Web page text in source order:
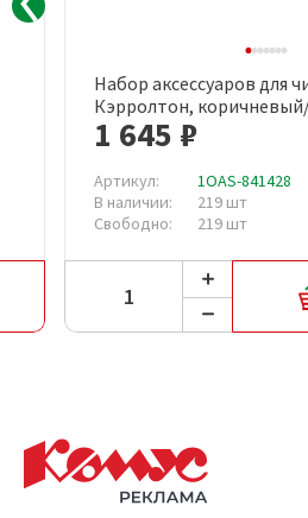
Набор аксессуаров для
Кэрролтон,
1 645 ₽
Артикул:
1OAS-841428
В наличии:
219 шт
Свободно:
219 шт